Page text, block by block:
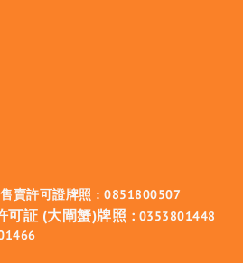
賣許可證牌照 : 0851800507
可証 (大閘蟹)牌照 : 0353801448